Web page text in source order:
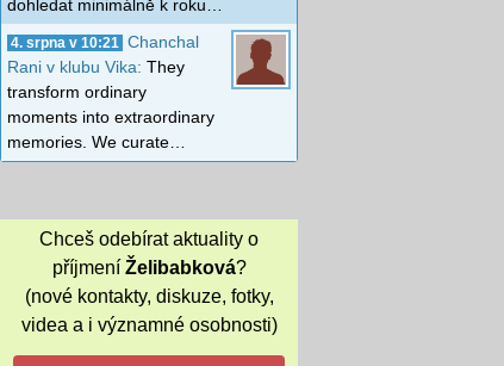
dohledat minimálně k roku…
4. srpna v 10:21
Chanchal
Rani v klubu Vika: They
transform ordinary
moments into extraordinary
memories. We curate…
Chceš odebírat aktuality o
příjmení Želibabková?
(nové kontakty, diskuze, fotky,
videa a i významné osobnosti)